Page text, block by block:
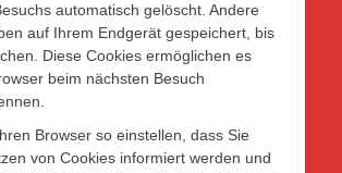
automatisch gelöscht. Andere
auf Ihrem Endgerät gespeichert, bis
Diese Cookies ermöglichen es
beim nächsten Besuch
Browser so einstellen, dass Sie
von Cookies informiert werden und